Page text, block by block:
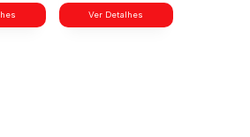
Ver Detalhes